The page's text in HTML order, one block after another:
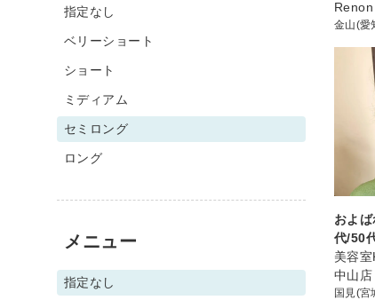
金山(愛
およ
代/50
美容
中山店
国見(宮
指定なし
ベリーショート
ショート
ミディアム
セミロング
ロング
メニュー
指定なし